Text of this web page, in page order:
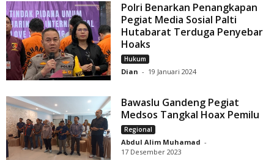
Polri Benarkan Penangkapan
Pegiat Media Sosial Palti
Hutabarat Terduga Penyebar
Hoaks
Hukum
Dian - 19 Januari 2024
Bawaslu Gandeng Pegiat
Medsos Tangkal Hoax Pemilu
Regional
Abdul Alim Muhamad -
17 Desember 2023